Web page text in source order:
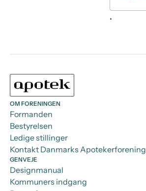
.
OM FORENINGEN
Formanden
Bestyrelsen
Ledige stillinger
Kontakt Danmarks Apotekerforening
GENVEJE
Designmanual
Kommuners indgang